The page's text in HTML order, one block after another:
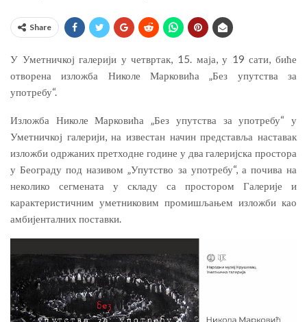
Share
У Уметничкој галерији у четвртак, 15. маја, у 19 сати, биће
отворена изложба Николе Марковића „Без упутства за
употребу“.
Изложба Николе Марковића „Без упутства за употребу“ у
Уметничкој галерији, на известан начин представља наставак
изложби одржаних претходне године у два галеријска простора
у Београду под називом „Упутство за употребу“, а почива на
неколико сегмената у складу са простором Галерије и
карактеристичним уметниковим промишљањем изложби као
амбијенталних поставки.